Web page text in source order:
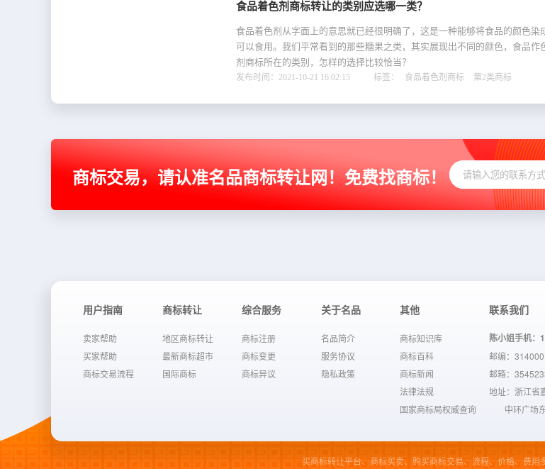
食品着色剂商标转让的类别应选哪一类？
食品着色剂从字面上的意思就已经很明确了，这是一种能够将食品的颜色染
可以食用。我们平常看到的那些糖果之类，其实展现出不同的颜色，食品作
剂商标所在的类别，怎样的选择比较恰当？
发布时间：2021-10-21 16:02:15 标签： 食品着色剂商标 第2类商标
商标交易，请认准名品商标转让网！免费找商标！
用户指南
卖家帮助
买家帮助
商标交易流程
商标转让
地区商标转让
最新商标超市
国际商标
综合服务
商标注册
商标变更
商标异议
关于名品
名品简介
服务协议
隐私政策
其他
商标知识库
商标百科
商标新闻
法律法规
国家商标局权威查询
联系我们
陈小姐手机：
邮编：314000
邮箱：
地址：浙江省
中环广场
买商标转让平台、商标买卖、购买商标交易、流程、价格、费用